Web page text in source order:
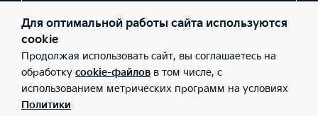
© 2026 Юридические лица ООО «АВТО-5» (Фактический адрес:
г. Йошкар-Ола, ул. Строителей д.110; Телефон: +7 (8362) 64-20-
04; ИНН: 1215104114; ОГРН: 1051200088940), ООО «Киа Россия и
СНГ» (Фактический адрес: г.Москва, Валовая 26; Телефон: 8 800
301 08 80; ИНН: 7728674093; ОГРН: 5087746291760) ведут
Для оптимальной работы сайта используются
cookie
Продолжая использовать сайт, вы соглашаетесь на
обработку cookie-файлов в том числе, с
использованием метрических программ на условиях
Политики